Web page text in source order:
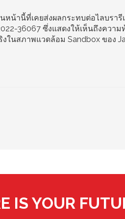
หน้านี้ที่เคยส่งผลกระทบต่อไลบรารี
36067 ซึ่งแสดงให้เห็นถึงควา
ในสภาพแวดล้อม Sandbox ของ
IS YOUR